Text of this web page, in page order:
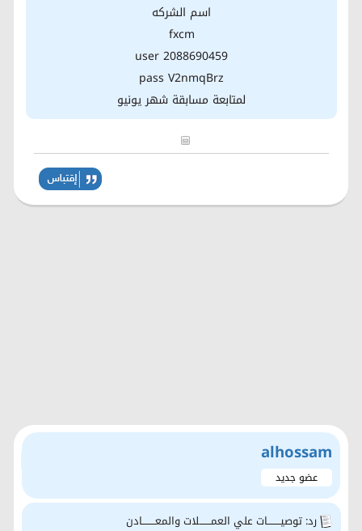
اسم الشركه
fxcm
user 2088690459
pass V2nmqBrz
لمتابعة مسابقة شهر يونيو
alhossam
عضو جديد
رد: توصيــــــــات علي العمـــــــلات والمعــــــــادن